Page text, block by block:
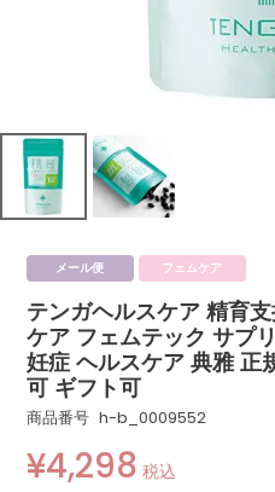
メール便 フェムケア
テンガヘルスケア 精育
ケア フェムテック サプ
妊症 ヘルスケア 典雅 正
可 ギフト可
商品番号 h-b_0009552
¥4,298 税込